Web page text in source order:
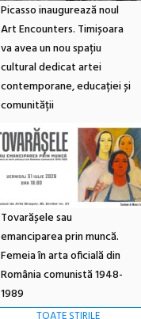
Picasso inaugurează noul
Art Encounters. Timișoara
va avea un nou spațiu
cultural dedicat artei
contemporane, educației și
comunității
Tovarășele sau
emanciparea prin muncă.
Femeia în arta oficială din
România comunistă 1948-
1989